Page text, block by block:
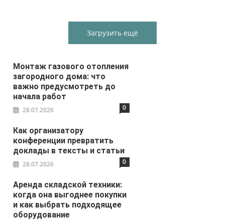
Загрузить ещё
Монтаж газового отопления
загородного дома: что
важно предусмотреть до
начала работ
28.07.2026 0
Как организатору
конференции превратить
доклады в тексты и статьи
28.07.2026 0
Аренда складской техники:
когда она выгоднее покупки
и как выбрать подходящее
оборудование